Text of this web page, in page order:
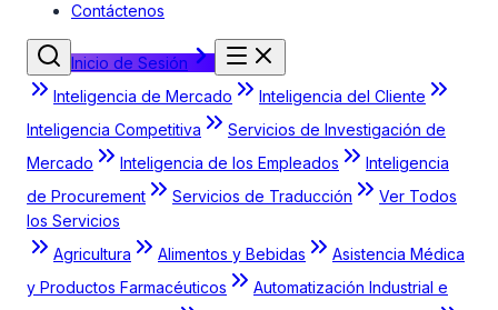
Contáctenos
Inicio de Sesión
Inteligencia de Mercado
Inteligencia del Cliente
Inteligencia Competitiva
Servicios de Investigación de
Mercado
Inteligencia de los Empleados
Inteligencia
de Procurement
Servicios de Traducción
Ver Todos
los Servicios
Agricultura
Alimentos y Bebidas
Asistencia Médica
y Productos Farmacéuticos
Automatización Industrial e